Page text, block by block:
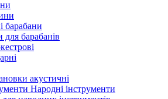
барабани
барабанів
акустичні
Народні інструменти